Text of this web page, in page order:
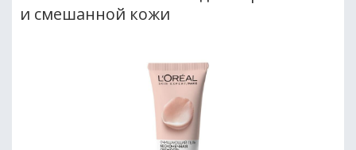
и смешанной кожи